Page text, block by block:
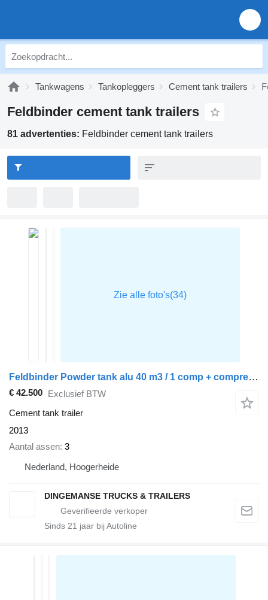
Tankwagens Tankopleggers Cement tank trailers
Feldbinder cement tank trailers
81 advertenties: Feldbinder cement tank trailers
Feldbinder Powder tank alu 40 m3 / 1 comp + compressor
€ 42.500 Exclusief BTW
Cement tank trailer
2013
Aantal assen 3
Nederland, Hoogerheide
DINGEMANSE TRUCKS & TRAILERS
Sinds 21 jaar bij Autoline